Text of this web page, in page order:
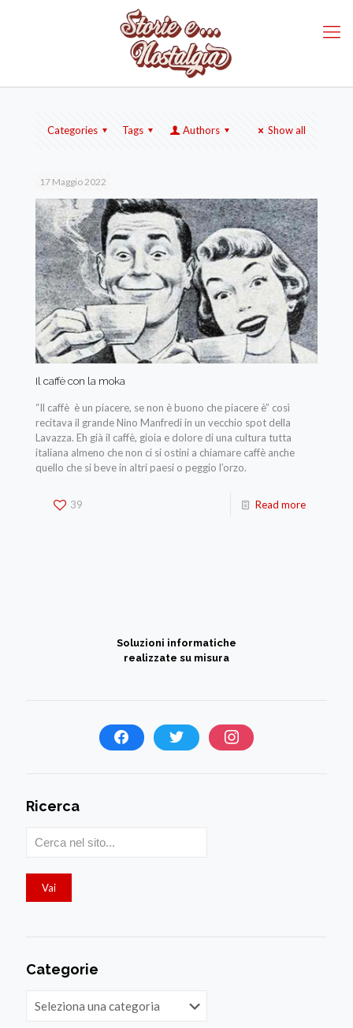
Categories Tags Authors Show all
17 Maggio 2022
Il caffè con la moka
“Il caffè è un piacere, se non è buono che piacere è” così
recitava il grande Nino Manfredi in un vecchio spot della
Lavazza. Eh già il caffè, gioia e dolore di una cultura tutta
italiana almeno che non ci si ostini a chiamare caffè anche
quello che si beve in altri paesi o peggio l’orzo.
39 Read more
Soluzioni informatiche
realizzate su misura
Ricerca
Categorie